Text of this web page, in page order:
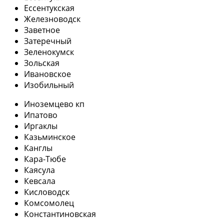
Ессентукская
Железноводск
Заветное
Затеречный
Зеленокумск
Зольская
Ивановское
Изобильный
Иноземцево кп
Ипатово
Иргаклы
Казьминское
Канглы
Кара-Тюбе
Каясула
Кевсала
Кисловодск
Комсомолец
Константиновская